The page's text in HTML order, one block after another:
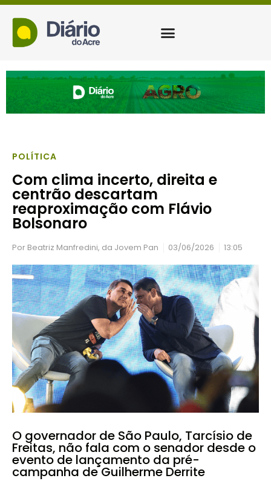
POLÍTICA
Com clima incerto, direita e
centrão descartam
reaproximação com Flávio
Bolsonaro
Por Beatriz Manfredini, da Jovem Pan 03/06/2026 13:05
O governador de São Paulo, Tarcísio de
Freitas, não fala com o senador desde o
evento de lançamento da pré-
campanha de Guilherme Derrite